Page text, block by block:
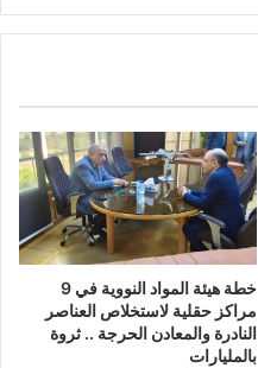
خطة هيئة المواد النووية في 9
مراكز حقلية لاستخلاص العناصر
النادرة والمعادن الحرجة .. ثروة
بالمليارات